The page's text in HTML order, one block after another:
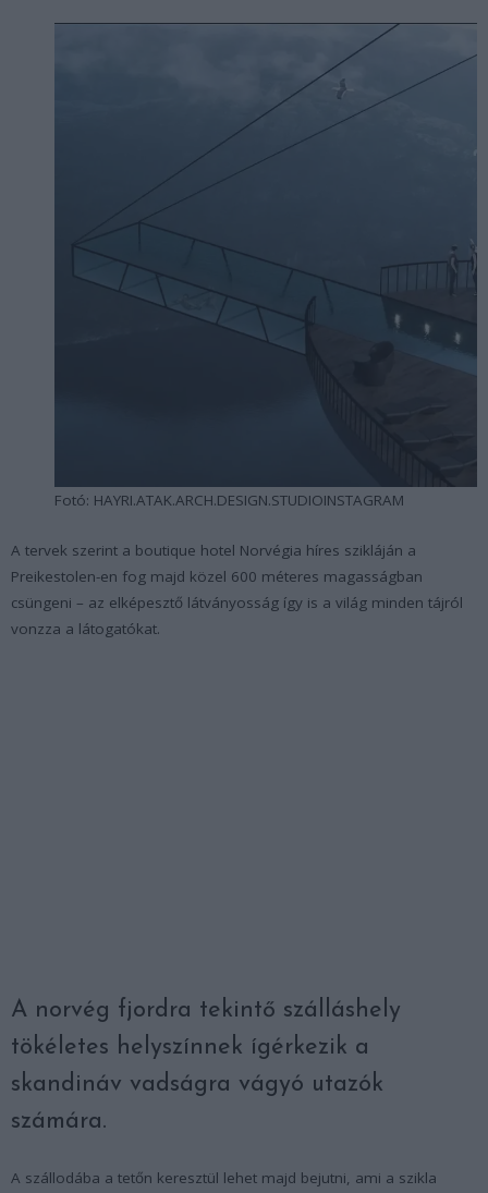
Fotó: HAYRI.ATAK.ARCH.DESIGN.STUDIOINSTAGRAM
A tervek szerint a boutique hotel Norvégia híres szikláján a
Preikestolen-en fog majd közel 600 méteres magasságban
csüngeni – az elképesztő látványosság így is a világ minden tájról
vonzza a látogatókat.
A norvég fjordra tekintő szálláshely
tökéletes helyszínnek ígérkezik a
skandináv vadságra vágyó utazók
számára.
A szállodába a tetőn keresztül lehet majd bejutni, ami a szikla